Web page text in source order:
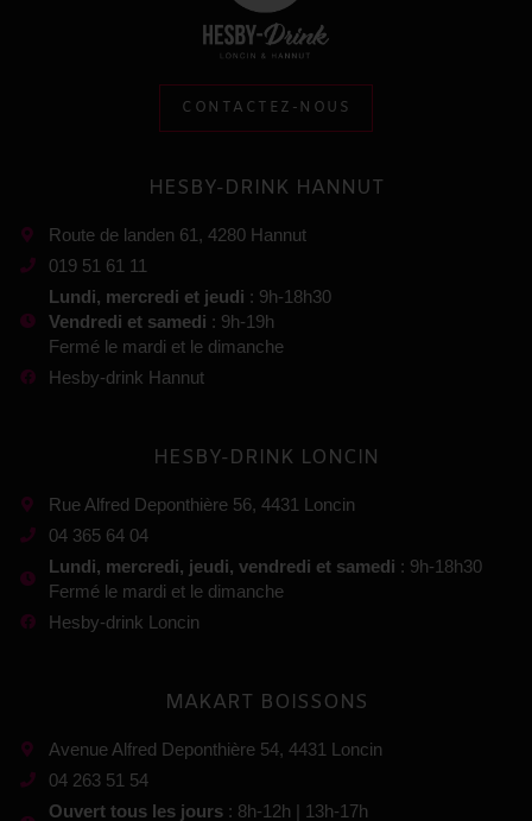
CONTACTEZ-NOUS
HESBY-DRINK HANNUT
Route de landen 61, 4280 Hannut
019 51 61 11
Lundi, mercredi et jeudi : 9h-18h30
Vendredi et samedi : 9h-19h
Fermé le mardi et le dimanche
Hesby-drink Hannut
HESBY-DRINK LONCIN
Rue Alfred Deponthière 56, 4431 Loncin
04 365 64 04
Lundi, mercredi, jeudi, vendredi et samedi : 9h-18h30
Fermé le mardi et le dimanche
Hesby-drink Loncin
MAKART BOISSONS
Avenue Alfred Deponthière 54, 4431 Loncin
04 263 51 54
Ouvert tous les jours : 8h-12h | 13h-17h